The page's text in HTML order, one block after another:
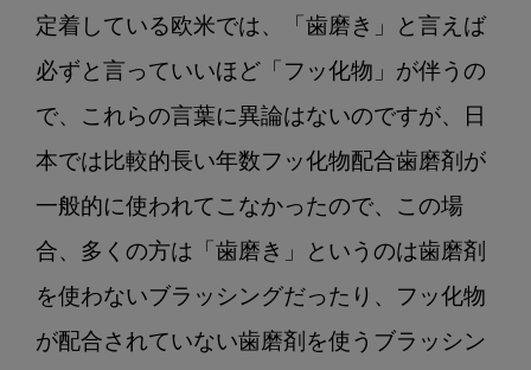
コ
ト
ー
の
齲
予
防
効
果
定着している欧米では、「歯磨き」と言えば
必ずと言っていいほど「フッ化物」が伴うの
で、これらの言葉に異論はないのですが、日
本では比較的長い年数フッ化物配合歯磨剤が
一般的に使われてこなかったので、この場
合、多くの方は「歯磨き」というのは歯磨剤
を使わないブラッシングだったり、フッ化物
が配合されていない歯磨剤を使うブラッシン